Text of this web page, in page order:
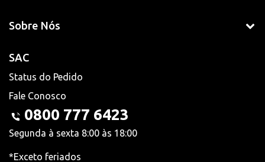
Sobre Nós
SAC
Status do Pedido
Fale Conosco
0800 777 6423
Segunda à sexta 8:00 às 18:00
*Exceto feriados